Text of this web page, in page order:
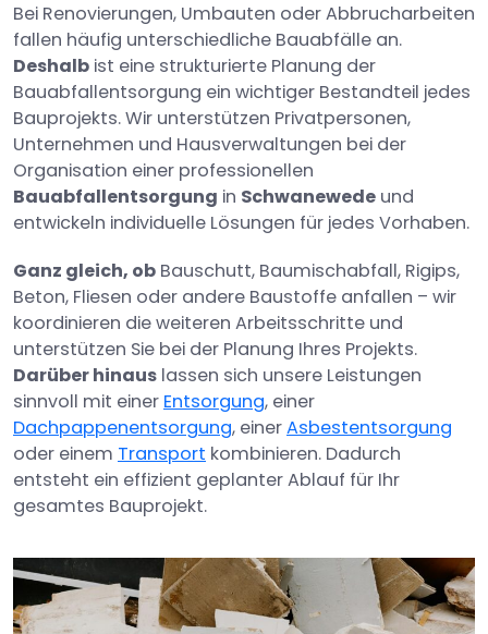
Bei Renovierungen, Umbauten oder Abbrucharbeiten
fallen häufig unterschiedliche Bauabfälle an.
Deshalb ist eine strukturierte Planung der
Bauabfallentsorgung ein wichtiger Bestandteil jedes
Bauprojekts. Wir unterstützen Privatpersonen,
Unternehmen und Hausverwaltungen bei der
Organisation einer professionellen
Bauabfallentsorgung in Schwanewede und
entwickeln individuelle Lösungen für jedes Vorhaben.
Ganz gleich, ob Bauschutt, Baumischabfall, Rigips,
Beton, Fliesen oder andere Baustoffe anfallen – wir
koordinieren die weiteren Arbeitsschritte und
unterstützen Sie bei der Planung Ihres Projekts.
Darüber hinaus lassen sich unsere Leistungen
sinnvoll mit einer Entsorgung, einer
Dachpappenentsorgung, einerAsbestentsorgung
oder einem Transport kombinieren. Dadurch
entsteht ein effizient geplanter Ablauf für Ihr
gesamtes Bauprojekt.